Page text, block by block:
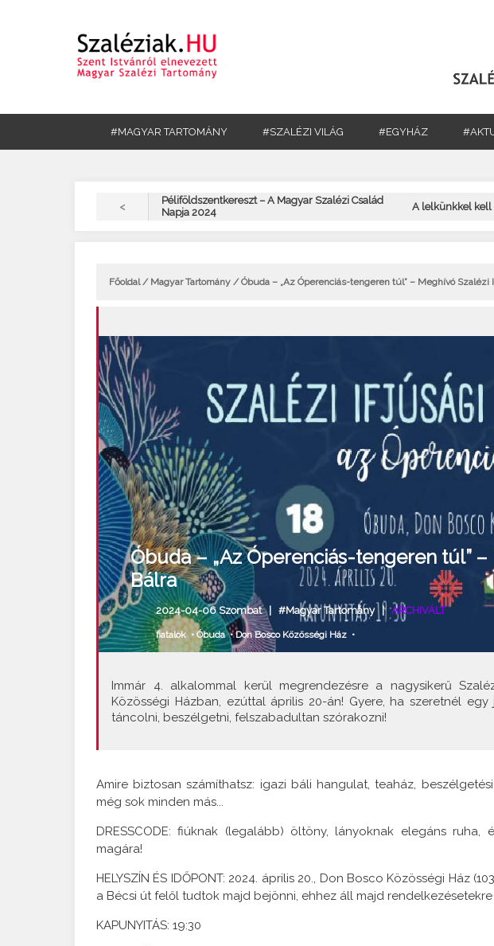
#MAGYAR TARTOMÁNY #SZALÉZI VILÁG #EGYHÁZ
<
Péliföldszentkereszt – A Magyar Szalézi Család
Napja 2024
A lelkünkkel kell
Főoldal/ Magyar Tartomány / Óbuda – „Az Óperenciás-tengeren túl” – Meghívó Szalézi
Óbuda – „Az Óperenciás-tengeren túl”
Bálra
2024-04-06 Szombat | #Magyar Tartomány|ARCHIVÁLT
fiatalok•Óbuda•Don Bosco Közösségi Ház•
Immár 4. alkalommal kerül megrendezésre a nagysikerű
Közösségi Házban, ezúttal április 20-án! Gyere, ha szeretnél
táncolni, beszélgetni, felszabadultan szórakozni!
Amire biztosan számíthatsz: igazi báli hangulat, teaház,
még sok minden más...
DRESSCODE: fiúknak (legalább) öltöny, lányoknak elegáns ruha,
magára!
HELYSZÍN ÉS IDŐPONT: 2024. április 20., Don Bosco Közösségi Ház
a Bécsi út felől tudtok majd bejönni, ehhez áll majd
KAPUNYITÁS: 19:30